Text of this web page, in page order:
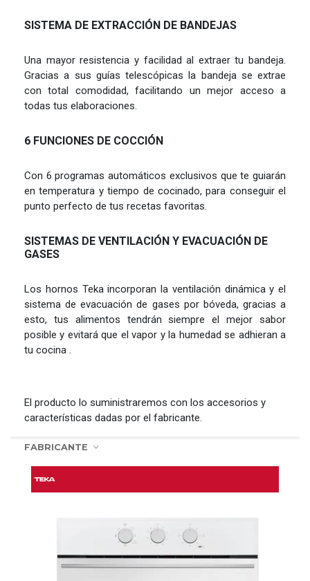
SISTEMA DE EXTRACCIÓN DE BANDEJAS
Una mayor resistencia y facilidad al extraer tu bandeja.
Gracias a sus guías telescópicas la bandeja se extrae
con total comodidad, facilitando un mejor acceso a
todas tus elaboraciones.
6 FUNCIONES DE COCCIÓN
Con 6 programas automáticos exclusivos que te guiarán
en temperatura y tiempo de cocinado, para conseguir el
punto perfecto de tus recetas favoritas.
SISTEMAS DE VENTILACIÓN Y EVACUACIÓN DE
GASES
Los hornos Teka incorporan la ventilación dinámica y el
sistema de evacuación de gases por bóveda, gracias a
esto, tus alimentos tendrán siempre el mejor sabor
posible y evitará que el vapor y la humedad se adhieran a
tu cocina .
El producto lo suministraremos con los accesorios y
características dadas por el fabricante.
FABRICANTE